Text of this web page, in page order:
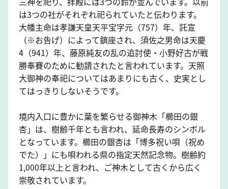
は3つの社がそれぞれ祀られていたと伝わります。
大幡主命は孝謙天皇天平宝字元（757）年、託宣
（※お告げ）によって鎮座され、須佐之男命は天慶
4（941）年、藤原純友の乱の追討使・小野好古が戦
勝奉賽のために勧請されたと言われています。天照
大御神の奉祀についてはあまりにも古く、史実とし
てはっきりしないそうです。
境内入口に豊かに葉を繁らせる御神木「櫛田の銀
杏」は、樹齢千年とも言われ、延命長寿のシンボル
となっています。櫛田の銀杏は「博多祝い唄（祝め
でた）」にも唄われる県の指定天然記念物。樹齢約
1,000年以上と言われ、ご神木として古くから広く
崇敬されています。